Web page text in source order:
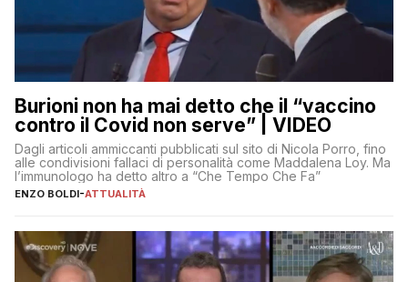
Burioni non ha mai detto che il “vaccino
contro il Covid non serve” | VIDEO
Dagli articoli ammiccanti pubblicati sul sito di Nicola Porro, fino
alle condivisioni fallaci di personalità come Maddalena Loy. Ma
l’immunologo ha detto altro a “Che Tempo Che Fa”
ENZO BOLDI-ATTUALITÀ